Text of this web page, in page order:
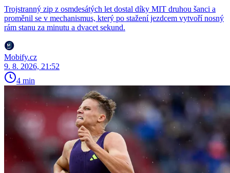
Trojstranný zip z osmdesátých let dostal díky MIT druhou šanci a
proměnil se v mechanismus, který po stažení jezdcem vytvoří nosný
rám stanu za minutu a dvacet sekund.
Mobify.cz
9. 8. 2026, 21:52
4 min